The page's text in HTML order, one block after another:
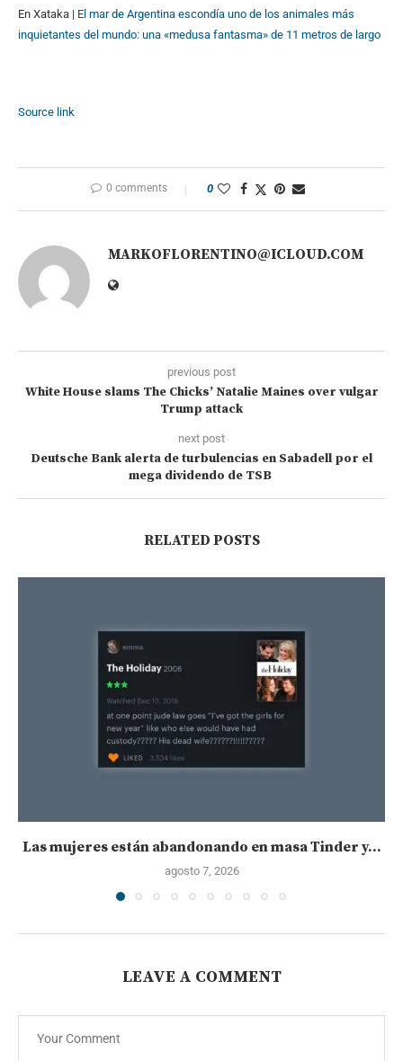
En Xataka | El mar de Argentina escondía uno de los animales más
inquietantes del mundo: una «medusa fantasma» de 11 metros de largo
Source link
0 comments 0
MARKOFLORENTINO@ICLOUD.COM
previous post
White House slams The Chicks’ Natalie Maines over vulgar
Trump attack
next post
Deutsche Bank alerta de turbulencias en Sabadell por el
mega dividendo de TSB
RELATED POSTS
Las mujeres están abandonando en masa Tinder y...
agosto 7, 2026
LEAVE A COMMENT